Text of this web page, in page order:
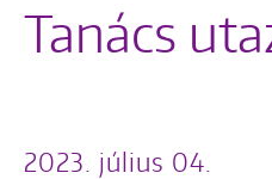
Tanács
2023. július 04.